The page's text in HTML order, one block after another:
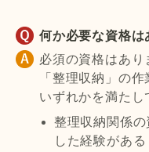
何か必要な資格は
必須の資格はあり
「整理収納」の
いずれかを満たし
整理収納関係
した経験がある